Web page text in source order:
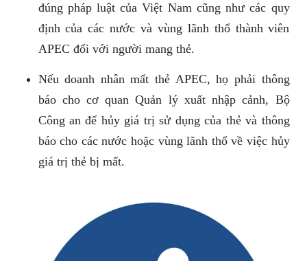
đúng pháp luật của Việt Nam cũng như các quy
định của các nước và vùng lãnh thổ thành viên
APEC đối với người mang thẻ.
Nếu doanh nhân mất thẻ APEC, họ phải thông
báo cho cơ quan Quản lý xuất nhập cảnh, Bộ
Công an để hủy giá trị sử dụng của thẻ và thông
báo cho các nước hoặc vùng lãnh thổ về việc hủy
giá trị thẻ bị mất.